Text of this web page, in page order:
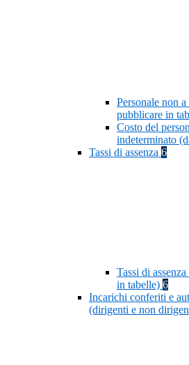
Personale non
pubblicare in
Costo del
indeterminato
Tassi di assenza 6
Tassi di
in tabelle) 6
Incarichi conferiti e
(dirigenti e non